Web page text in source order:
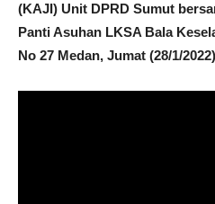
(KAJI) Unit DPRD Sumut
Panti Asuhan LKSA Bala
No 27 Medan, Jumat (28/1/